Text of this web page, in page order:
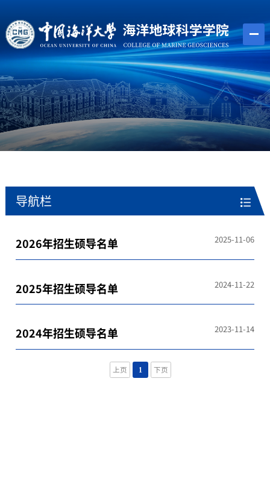
导航栏
2026年招生硕导名单 2025-11-06
2025年招生硕导名单 2024-11-22
2024年招生硕导名单 2023-11-14
上页 1 下页